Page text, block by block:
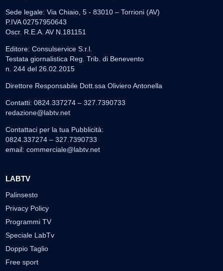
Sede legale: Via Chiaio, 5 - 83010 – Torrioni (AV)
P.IVA 02757950643
Oscr. R.E.A. AV N.181151
Editore: Consulservice S.r.l.
Testata giornalistica Reg. Trib. di Benevento
n. 244 del 26.02.2015
Direttore Responsabile Dott.ssa Oliviero Antonella
Contatti: 0824.337274 – 327.7390733
redazione@labtv.net
Contattaci per la tua Pubblicità:
0824.337274 – 327.7390733
email: commerciale@labtv.net
LABTV
Palinsesto
Privacy Policy
Programmi TV
Speciale LabTv
Doppio Taglio
Free sport